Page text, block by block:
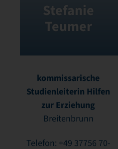
Stefanie
Teumer
kommissarische
Studienleiterin Hilfen
zur Erziehung
Breitenbrunn
Telefon: +49 37756 70-